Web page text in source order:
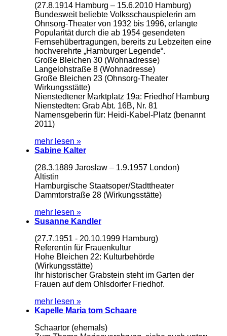
(27.8.1914 Hamburg – 15.6.2010 Hamburg)
Bundesweit beliebte Volksschauspielerin am
Ohnsorg-Theater von 1932 bis 1996, erlangte
Popularität durch die ab 1954 gesendeten
Fernsehübertragungen, bereits zu Lebzeiten eine
hochverehrte „Hamburger Legende“.
Große Bleichen 30 (Wohnadresse)
Langelohstraße 8 (Wohnadresse)
Große Bleichen 23 (Ohnsorg-Theater
Wirkungsstätte)
Nienstedtener Marktplatz 19a: Friedhof Hamburg
Nienstedten: Grab Abt. 16B, Nr. 81
Namensgeberin für: Heidi-Kabel-Platz (benannt
2011)
mehr lesen »
Sabine Kalter
(28.3.1889 Jaroslaw – 1.9.1957 London)
Altistin
Hamburgische Staatsoper/Stadttheater
Dammtorstraße 28 (Wirkungsstätte)
mehr lesen »
Susanne Kandler
(27.7.1951 - 20.10.1999 Hamburg)
Referentin für Frauenkultur
Hohe Bleichen 22: Kulturbehörde
(Wirkungsstätte)
Ihr historischer Grabstein steht im Garten der
Frauen auf dem Ohlsdorfer Friedhof.
mehr lesen »
Kapelle Maria tom Schaare
Schaartor (ehemals)